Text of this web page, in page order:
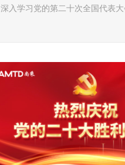
深入学习党的第二十次全国代表